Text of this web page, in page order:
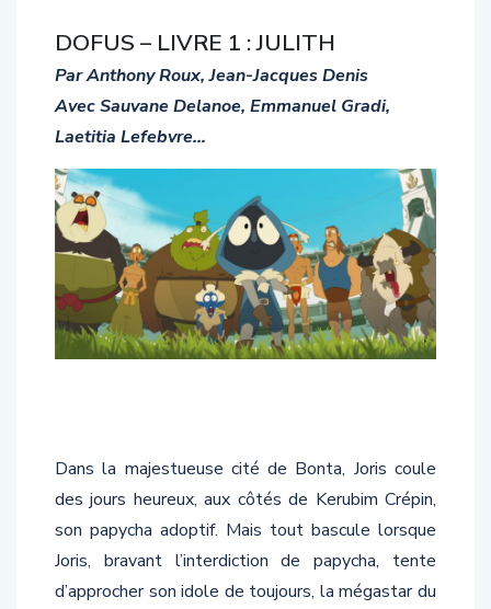
DOFUS – LIVRE 1 : JULITH
Par Anthony Roux, Jean-Jacques Denis
Avec Sauvane Delanoe, Emmanuel Gradi,
Laetitia Lefebvre…
Dans la majestueuse cité de Bonta, Joris coule
des jours heureux, aux côtés de Kerubim Crépin,
son papycha adoptif. Mais tout bascule lorsque
Joris, bravant l’interdiction de papycha, tente
d’approcher son idole de toujours, la mégastar du